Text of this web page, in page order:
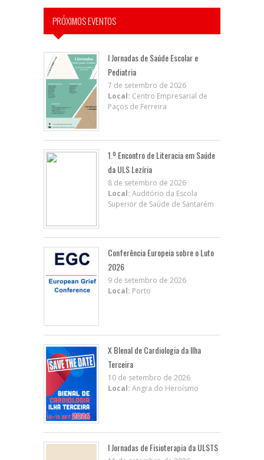
PRÓXIMOS EVENTOS
I Jornadas de Saúde Escolar e
Pediatria
7 de setembro de 2026
Local: Centro Empresarial de
Paços de Ferreira
1.º Encontro de Literacia em Saúde
da ULS Lezíria
8 de setembro de 2026
Local: Auditório da Escola
Superior de Saúde de Santarém
Conferência Europeia sobre o Luto
2026
9 de setembro de 2026
Local: Porto
X BIenal de Cardiologia da Ilha
Terceira
10 de setembro de 2026
Local: Angra do Heroísmo
I Jornadas de Fisioterapia da ULSTS